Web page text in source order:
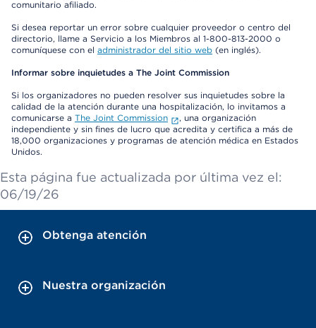
comunitario afiliado.
Si desea reportar un error sobre cualquier proveedor o centro del
directorio, llame a Servicio a los Miembros al 1-800-813-2000 o
comuníquese con el administrador del sitio web (en inglés).
Informar sobre inquietudes a The Joint Commission
Si los organizadores no pueden resolver sus inquietudes sobre la
calidad de la atención durante una hospitalización, lo invitamos a
comunicarse a The Joint Commission
, una organización
independiente y sin fines de lucro que acredita y certifica a más de
18,000 organizaciones y programas de atención médica en Estados
Unidos.
Esta página fue actualizada por última vez el:
06/19/26
Obtenga atención
Nuestra organización